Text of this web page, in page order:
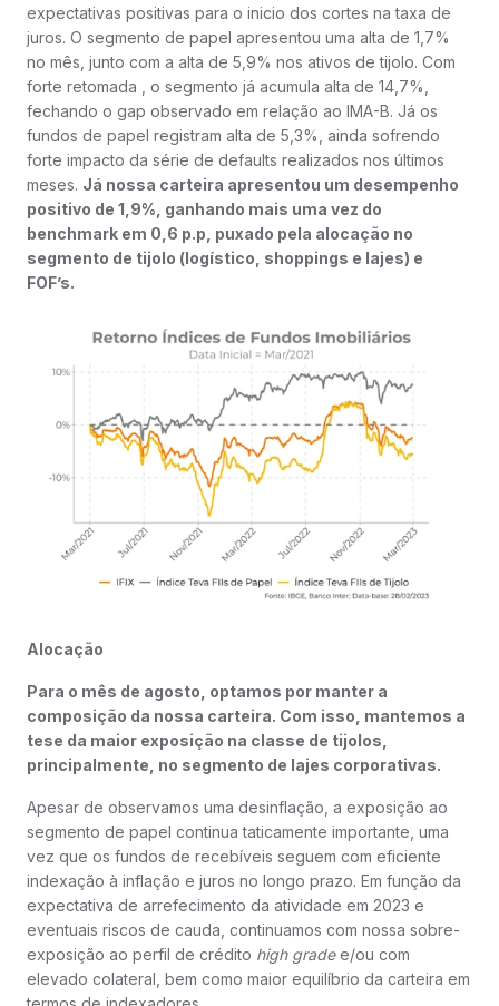
expectativas positivas para o inicio dos cortes na taxa de
juros. O segmento de papel apresentou uma alta de 1,7%
no mês, junto com a alta de 5,9% nos ativos de tijolo. Com
forte retomada , o segmento já acumula alta de 14,7%,
fechando o gap observado em relação ao IMA-B. Já os
fundos de papel registram alta de 5,3%, ainda sofrendo
forte impacto da série de defaults realizados nos últimos
meses. Já nossa carteira apresentou um desempenho
positivo de 1,9%, ganhando mais uma vez do
benchmark em 0,6 p.p, puxado pela alocação no
segmento de tijolo (logístico, shoppings e lajes) e
FOF’s.
Alocação
Para o mês de agosto, optamos por manter a
composição da nossa carteira. Com isso, mantemos a
tese da maior exposição na classe de tijolos,
principalmente, no segmento de lajes corporativas.
Apesar de observamos uma desinflação, a exposição ao
segmento de papel continua taticamente importante, uma
vez que os fundos de recebíveis seguem com eficiente
indexação à inflação e juros no longo prazo. Em função da
expectativa de arrefecimento da atividade em 2023 e
eventuais riscos de cauda, continuamos com nossa sobre-
exposição ao perfil de crédito high gradee/ou com
elevado colateral, bem como maior equilíbrio da carteira em